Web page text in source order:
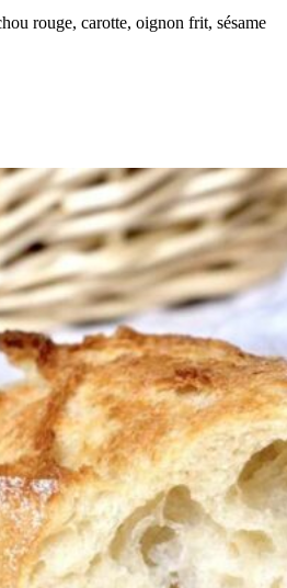
rouge, carotte, oignon frit, sésame